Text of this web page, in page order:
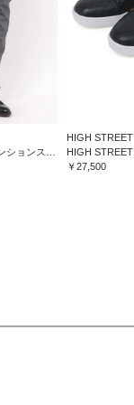
HIGH STREET
￥27,500